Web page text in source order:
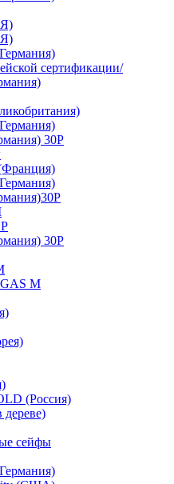
сертификации/
30Р
30Р
M
(Россия)
сейфы